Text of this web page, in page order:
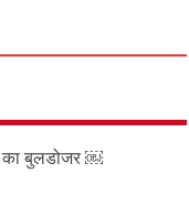
का बुलडोजर ￼